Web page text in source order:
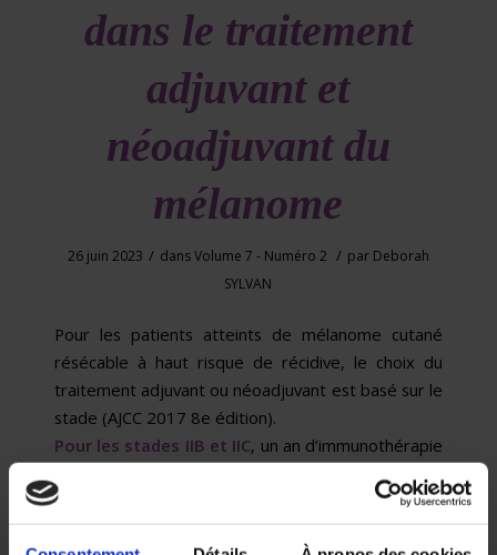
dans le traitement
adjuvant et
néoadjuvant du
mélanome
26 juin 2023 / dansVolume 7 - Numéro 2 / par Deborah
SYLVAN
Pour les patients atteints de mélanome cutané
résécable à haut risque de récidive, le choix du
traitement adjuvant ou néoadjuvant est basé sur le
stade (AJCC 2017 8e édition).
Pour les stades IIB et IIC, un an d’immunothérapie
adjuvante avec le pembrolizumab ou le nivolumab
est recommandé, plutôt qu’une surveillance.
Stade IIIA